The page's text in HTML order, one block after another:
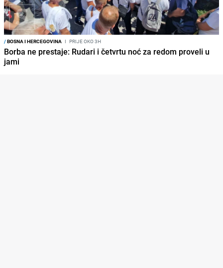
/BOSNA I HERCEGOVINA I PRIJE OKO 3H
Borba ne prestaje: Rudari i četvrtu noć za redom proveli u
jami